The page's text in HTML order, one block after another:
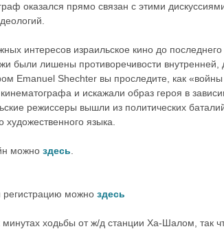
оказался прямо связан с этими
интересов израильское кино до
были лишены противоречивости внутренней,
Emanuel Shechter вы проследите, как
и искажали образ героя в
режиссеры вышли из политических
художественного языка.
можно здесь
регистрацию можно здесь
ходьбы от ж/д станции Ха-Шалом, так